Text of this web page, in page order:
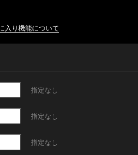
入り機能について
指定なし
指定なし
指定なし